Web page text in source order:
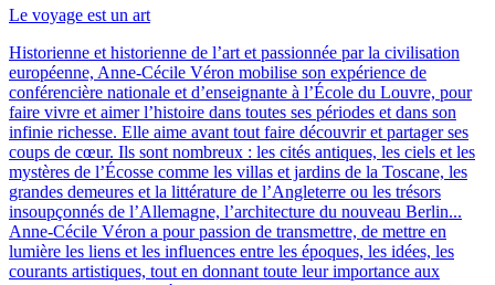
Le voyage est un art
Historienne et historienne de l’art et passionnée par la civilisation
européenne, Anne-Cécile Véron mobilise son expérience de
conférencière nationale et d’enseignante à l’École du Louvre, pour
faire vivre et aimer l’histoire dans toutes ses périodes et dans son
infinie richesse. Elle aime avant tout faire découvrir et partager ses
coups de cœur. Ils sont nombreux : les cités antiques, les ciels et les
mystères de l’Écosse comme les villas et jardins de la Toscane, les
grandes demeures et la littérature de l’Angleterre ou les trésors
insoupçonnés de l’Allemagne, l’architecture du nouveau Berlin...
Anne-Cécile Véron a pour passion de transmettre, de mettre en
lumière les liens et les influences entre les époques, les idées, les
courants artistiques, tout en donnant toute leur importance aux